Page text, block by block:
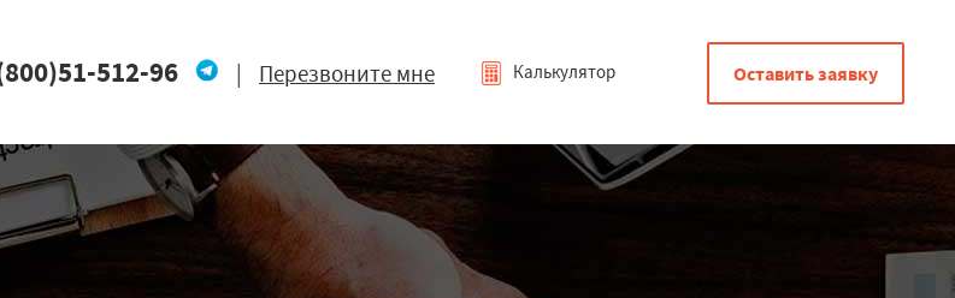
512-96 | Перезвоните мне Калькулятор Оставить заявку